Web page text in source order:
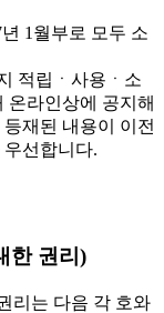
1월부로 모두 소
적립ㆍ사용ㆍ소
온라인상에 공지해
재된 내용이 이전
선합니다.
한 권리)
리는 다음 각 호와